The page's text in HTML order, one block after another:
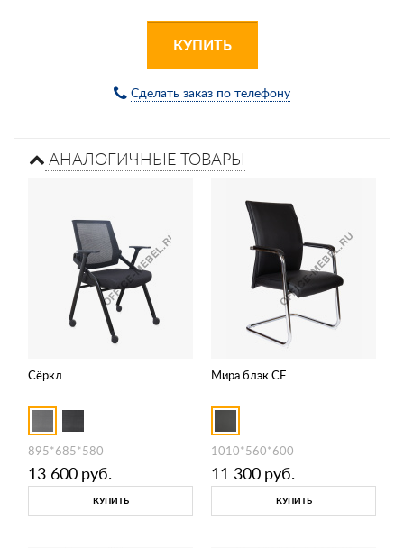
КУПИТЬ
Сделать заказ по телефону
АНАЛОГИЧНЫЕ ТОВАРЫ
Сёркл
895*685*580
13 600 руб.
КУПИТЬ
Мира блэк CF
1010*560*600
11 300 руб.
КУПИТЬ